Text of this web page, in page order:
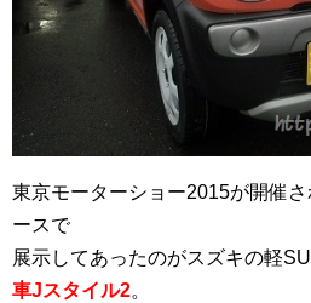
東京モーターショー2015が開催
ースで
展示してあったのがスズキの軽
車Jスタイル2。